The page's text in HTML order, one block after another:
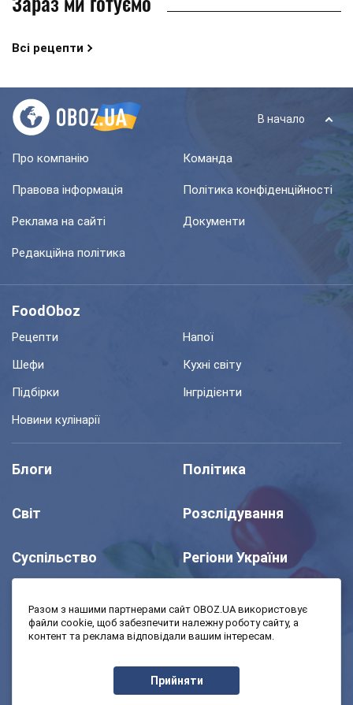
Всі рецепти
В начало
Про компанію Команда
Правова інформація Політика конфіденційності
Реклама на сайті Документи
Редакційна політика
FoodOboz
Рецепти
Напої
Шефи
Кухні світу
Підбірки
Інгрідієнти
Новини кулінарії
Блоги Політика
Світ Розслідування
Суспільство Регіони України
Шоу Спорт
Моя школа
Економіка
Разом з нашими партнерами сайт OBOZ.UA використовує
файли cookie, щоб забезпечити належну роботу сайту, а
контент та реклама відповідали вашим інтересам.
Прийняти